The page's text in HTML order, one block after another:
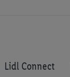
Lidl Connect